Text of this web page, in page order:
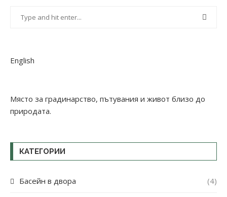
English
Място за градинарство, пътувания и живот близо до
природата.
КАТЕГОРИИ
Басейн в двора (4)